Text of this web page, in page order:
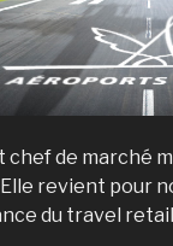
de marché
revient pour
du travel